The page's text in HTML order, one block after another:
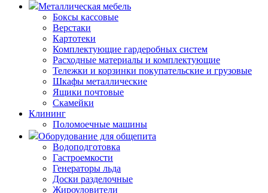
Металлическая мебель
Боксы кассовые
Верстаки
Картотеки
Комплектующие гардеробных систем
Расходные материалы и комплектующие
Тележки и корзинки покупательские и грузовые
Шкафы металлические
Ящики почтовые
Скамейки
Клининг
Поломоечные машины
Оборудование для общепита
Водоподготовка
Гастроемкости
Генераторы льда
Доски разделочные
Жироуловители